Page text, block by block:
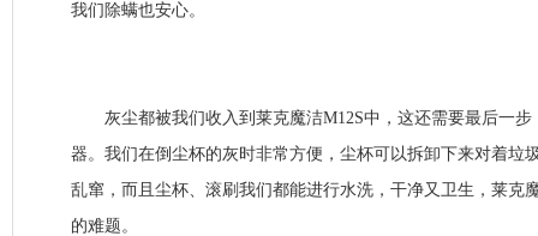
我们除螨也安心。
灰尘都被我们收入到莱克魔洁M12S中，这还需要最后一步
器。我们在倒尘杯的灰时非常方便，尘杯可以拆卸下来对着垃
乱窜，而且尘杯、滚刷我们都能进行水洗，干净又卫生，莱克
的难题。